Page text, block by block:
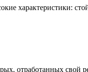
характеристики:
отработанных свой